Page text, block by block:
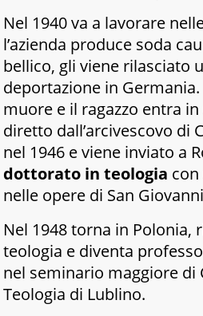
Nel 1940 va a lavorare
l’azienda produce soda
bellico, gli viene rilasciato
deportazione in
muore e il ragazzo entra
diretto dall’arcivescovo di
nel 1946 e viene inviato a
dottorato in teologia
nelle opere di San
Nel 1948 torna in
teologia e diventa
nel seminario maggiore di
Teologia di Lublino.